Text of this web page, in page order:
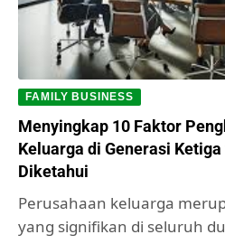
FAMILY BUSINESS
Menyingkap 10 Faktor
Keluarga di Generasi
Diketahui
Perusahaan keluarga
yang signifikan di seluruh